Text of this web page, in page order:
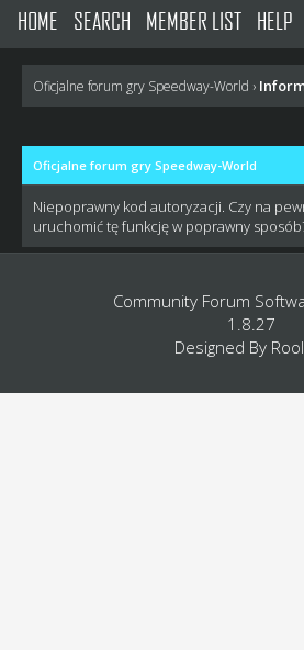
HOME SEARCH MEMBER LIST HELP
Oficjalne forum gry Speedway-World ›
Oficjalne forum gry Speedway-World
Niepoprawny kod autoryzacji. Czy na
uruchomić tę funkcję w poprawny
Community Forum
1.8.27
Designed By